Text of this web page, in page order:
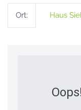
Ort: Haus